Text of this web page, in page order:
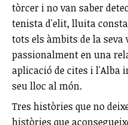
tòrcer i no van saber
tenista d'elit, lluita
tots els àmbits de la seva
passionalment en una
aplicació de cites i l'Alba
seu lloc al món.
Tres històries que no
històries que